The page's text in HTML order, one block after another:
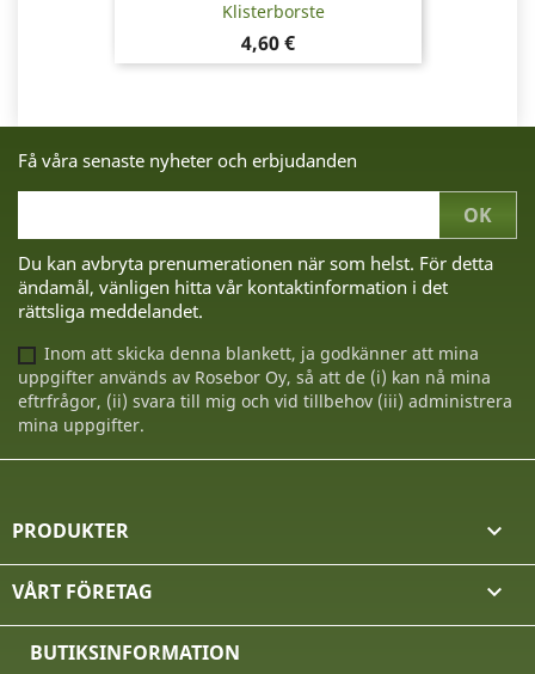
Klisterborste
Pris
4,60 €
Få våra senaste nyheter och erbjudanden
Du kan avbryta prenumerationen när som helst. För detta
ändamål, vänligen hitta vår kontaktinformation i det
rättsliga meddelandet.
Inom att skicka denna blankett, ja godkänner att mina
uppgifter används av Rosebor Oy, så att de (i) kan nå mina
eftrfrågor, (ii) svara till mig och vid tillbehov (iii) administrera
mina uppgifter.
PRODUKTER 
VÅRT FÖRETAG 
BUTIKSINFORMATION